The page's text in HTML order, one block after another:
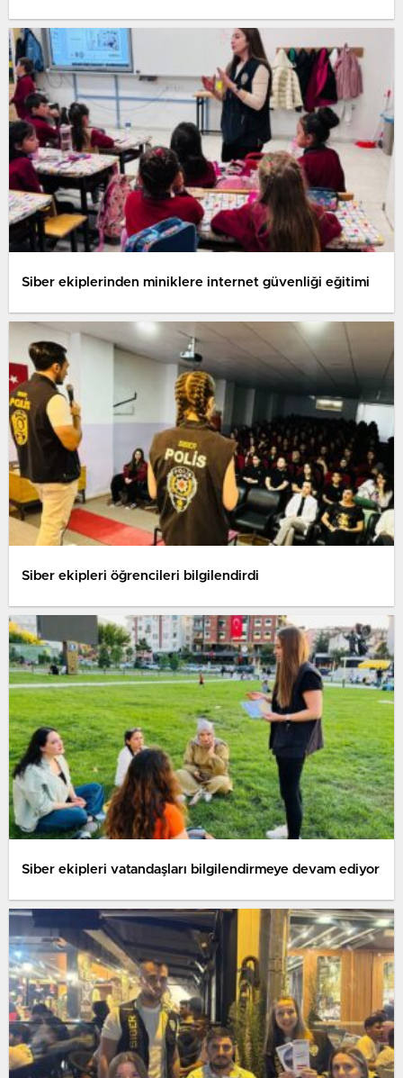
Siber ekiplerinden miniklere internet güvenliği eğitimi
Siber ekipleri öğrencileri bilgilendirdi
Siber ekipleri vatandaşları bilgilendirmeye devam ediyor